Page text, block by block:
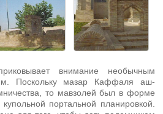
внимание необычным
Поскольку мазар Каффаля аш-
то мавзолей был в форме
портальной планировкой.